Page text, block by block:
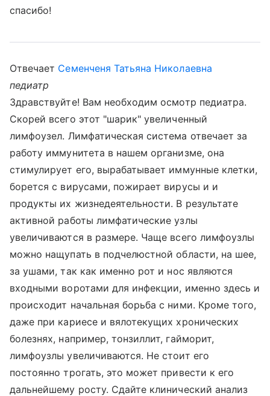
спасибо!
Отвечает Семенченя Татьяна Николаевна
педиатр
Здравствуйте! Вам необходим осмотр педиатра.
Скорей всего этот "шарик" увеличенный
лимфоузел. Лимфатическая система отвечает за
работу иммунитета в нашем организме, она
стимулирует его, вырабатывает иммунные клетки,
борется с вирусами, пожирает вирусы и и
продукты их жизнедеятельности. В результате
активной работы лимфатические узлы
увеличиваются в размере. Чаще всего лимфоузлы
можно нащупать в подчелюстной области, на шее,
за ушами, так как именно рот и нос являются
входными воротами для инфекции, именно здесь и
происходит начальная борьба с ними. Кроме того,
даже при кариесе и вялотекущих хронических
болезнях, например, тонзиллит, гайморит,
лимфоузлы увеличиваются. Не стоит его
постоянно трогать, это может привести к его
дальнейшему росту. Сдайте клинический анализ